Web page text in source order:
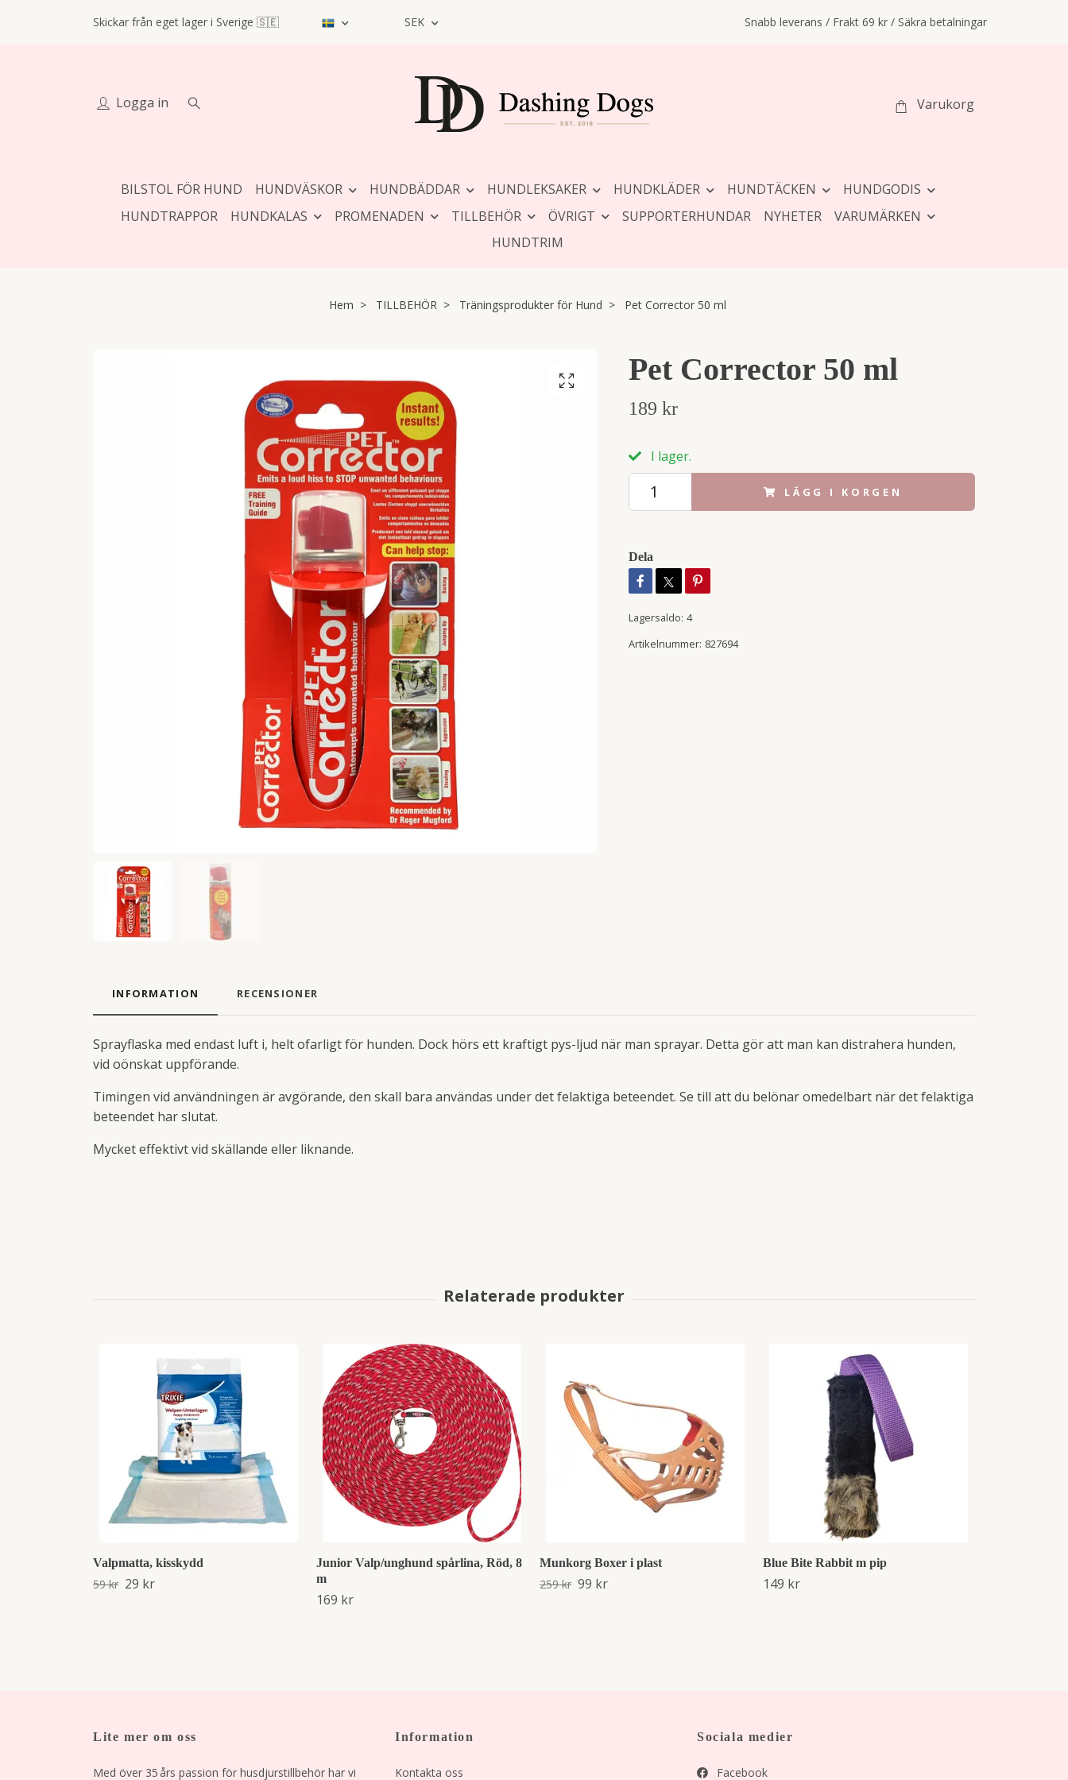
Skickar från eget lager i Sverige 🇸🇪 SEK Snabb leverans / Frakt 69 kr / Säkra betalningar
Logga in Varukorg
BILSTOL FÖR HUND HUNDVÄSKOR HUNDBÄDDAR HUNDLEKSAKER HUNDKLÄDER HUNDTÄCKEN
HUNDGODIS
HUNDTRAPPOR
HUNDKALAS PROMENADEN TILLBEHÖR ÖVRIGT SUPPORTERHUNDAR NYHETER
VARUMÄRKEN
HUNDTRIM
Hem TILLBEHÖR Träningsprodukter för Hund Pet Corrector 50 ml
Pet Corrector 50 ml
189 kr
I lager.
LÄGG I KORGEN
Dela
Lagersaldo: 4
Artikelnummer: 827694
INFORMATION RECENSIONER
Sprayflaska med endast luft i, helt ofarligt för hunden. Dock hörs ett kraftigt pys-ljud när man sprayar. Detta gör att man kan distrahera hunden,
vid oönskat uppförande.
Timingen vid användningen är avgörande, den skall bara användas under det felaktiga beteendet. Se till att du belönar omedelbart när det felaktiga
beteendet har slutat.
Mycket effektivt vid skällande eller liknande.
Valpmatta, kisskydd
59 kr 29 kr
Junior Valp/unghund spårlina, Röd, 8
m
169 kr
Munkorg Boxer i plast
259 kr 99 kr
Blue Bite Rabbit m pip
149 kr
Lite mer om oss
Med över 35 års passion för husdjurstillbehör har vi
Information
Kontakta oss
Sociala medier
Facebook